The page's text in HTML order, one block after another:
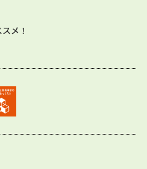
メ！